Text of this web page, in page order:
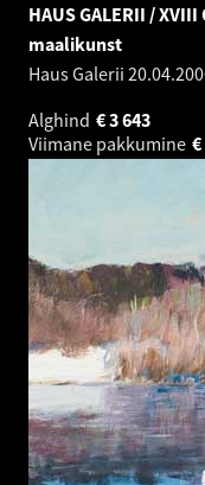
HAUS GALERII /
maalikunst
Haus Galerii
Alghind
3 643
€
Viimane pakkumine €